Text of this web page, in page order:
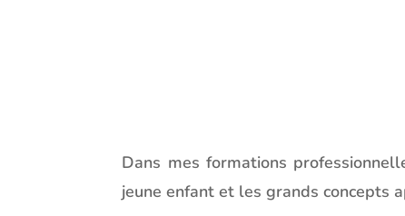
Dans mes formations
jeune enfant et les grands concepts